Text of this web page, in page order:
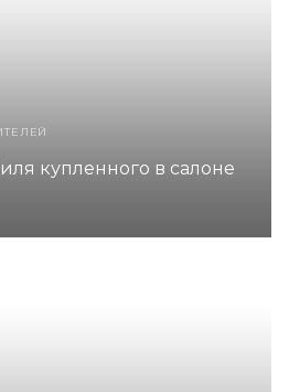
купленного в салоне